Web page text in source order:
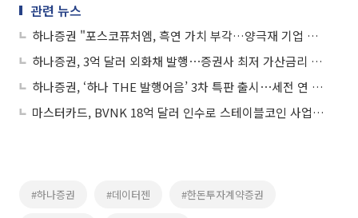
관련 뉴스
하나증권 "포스코퓨처엠, 흑연 가치 부각…양극재 기업 중 가장 높은 시총 기대"
하나증권, 3억 달러 외화채 발행⋯증권사 최저 가산금리 경신
하나증권, ‘하나 THE 발행어음’ 3차 특판 출시⋯세전 연 3.6% 확정금리
마스터카드, BVNK 18억 달러 인수로 스테이블코인 사업 본격 확장
#하나증권 #데이터젠 #한돈투자계약증권